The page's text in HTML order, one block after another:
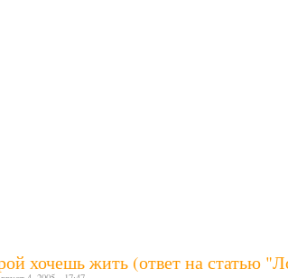
хочешь жить (ответ на статью